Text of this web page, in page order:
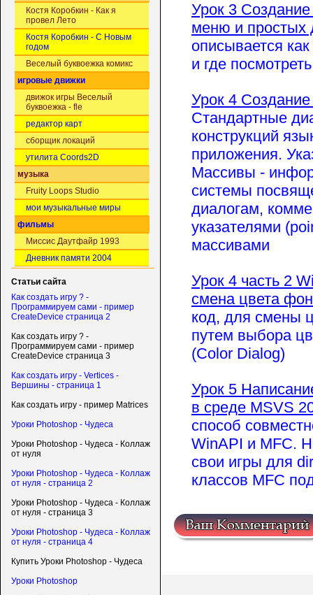
Костя Коробкин - Как я
провел Лето
Костя Коробкин - С Новым
годом
Веселый буквоежка комикс
игровые движки
движок игры Веселый
буквоежка - fle
редактор карт
сборщик локаций
утилита Coords2D
музыка
Fruity Loops Studio
мои музыкальные миры
фильмы
Миссис Даутфайр 1993
Дневник памяти 2004
Статьи сайта
Как создать игру ? -
Программируем сами - пример
CreateDevice страница 2
Как создать игру ? -
Программируем сами - пример
CreateDevice страница 3
Как создать игру - Vertices -
Вершины - страница 1
Как создать игру - пример Matrices
Уроки Photoshop - Чудеса
Уроки Photoshop - Чудеса - Коллаж
от нуля
Уроки Photoshop - Чудеса - Коллаж
от нуля - страница 2
Уроки Photoshop - Чудеса - Коллаж
от нуля - страница 3
Уроки Photoshop - Чудеса - Коллаж
от нуля - страница 4
Купить Уроки Photoshop - Чудеса
Уроки Photoshop
Урок 3
меню и простых
описывается
и где
Урок 4
Стандартные
конструкций
приложения.
Массивы -
системы
диалогам,
указателями
массивами
Урок 4 часть 2
смена цвета
код, для смены
путем выбора
(Color Dialog)
Урок 5
в среде MSVS
способ
WinAPI и MFC.
свои игры для
классов MFC